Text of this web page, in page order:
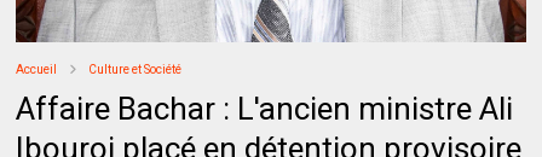
Accueil Culture et Société
Affaire Bachar : L'ancien ministre Ali
Ibouroi placé en détention provisoire